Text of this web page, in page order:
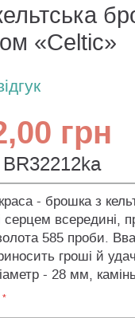
«Celtic»
грн
BR32212ka
- брошка з
серцем всередині,
585 проби.
гроші й
- 28 мм,